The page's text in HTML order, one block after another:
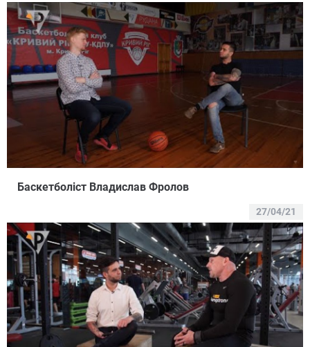
Баскетболіст Владислав Фролов
27/04/21